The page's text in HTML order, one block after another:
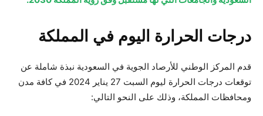
درجات الحرارة اليوم في المملكة
قدم المركز الوطني للأرصاد الجوية في السعودية نبذة شاملة عن
توقعات درجات الحرارة ليوم السبت 27 يناير 2024 في كافة مدن
ومحافظات المملكة، وذلك على النحو التالي: